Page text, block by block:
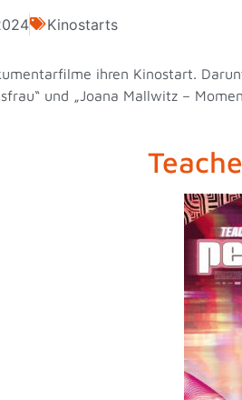
Kinostarts
ihren Kinostart.
und „Joana Mallwitz –